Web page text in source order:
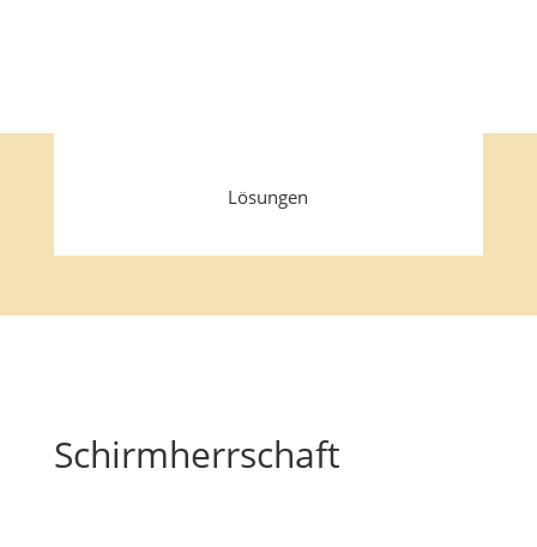
Lösungen
Schirmherrschaft